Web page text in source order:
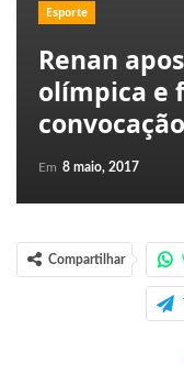
Esporte
Renan
olímpica e
Em 8 maio, 2017
Compartilhar